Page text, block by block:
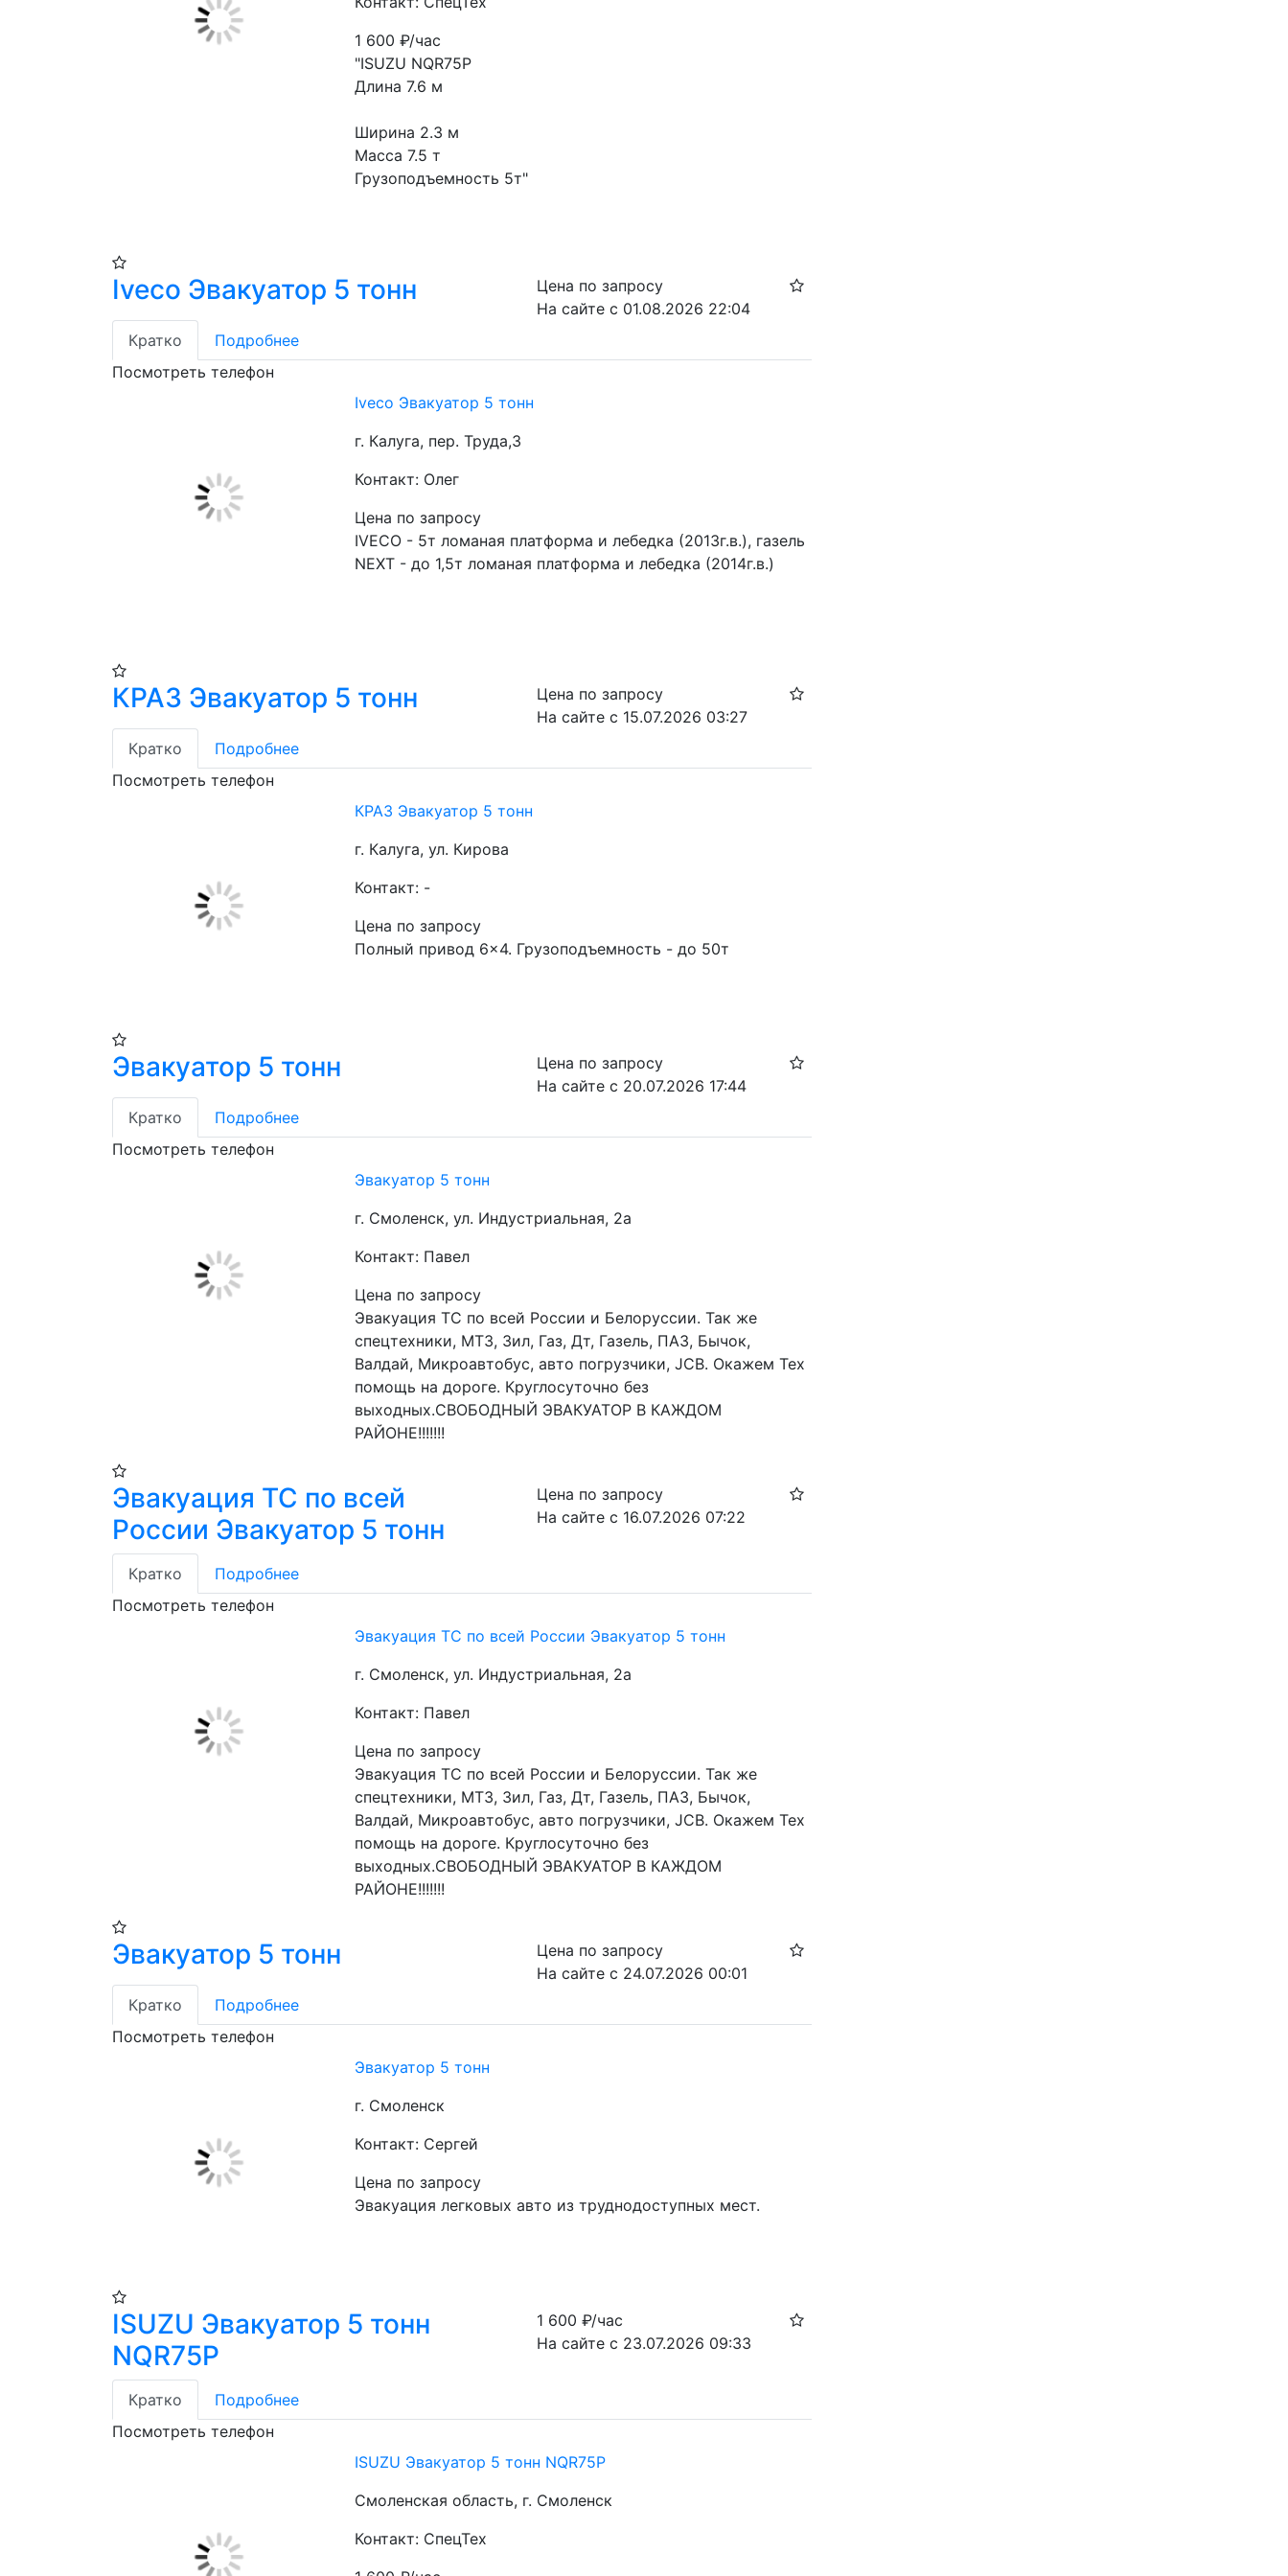
1 600₽/час
"ISUZU NQR75P
Длина 7.6 м
Ширина 2.3 м
Масса 7.5 т
Грузоподъемность 5т"
Iveco Эвакуатор 5 тонн
Цена по запросу
На сайте с 01.08.2026 22:04
Кратко
Подробнее
Посмотреть телефон
Iveco Эвакуатор 5 тонн
г. Калуга, пер. Труда,3
Контакт: Олег
Цена по запросу
IVECO - 5т ломаная платформа и лебедка (2013г.в.), газель
NEXT - до 1,5т ломаная платформа и лебедка (2014г.в.)
КРАЗ Эвакуатор 5 тонн
Цена по запросу
На сайте с 15.07.2026 03:27
Кратко
Подробнее
Посмотреть телефон
КРАЗ Эвакуатор 5 тонн
г. Калуга, ул. Кирова
Контакт: -
Цена по запросу
Полный привод 6×4. Грузоподъемность - до 50т
Эвакуатор 5 тонн
Цена по запросу
На сайте с 20.07.2026 17:44
Кратко
Подробнее
Посмотреть телефон
Эвакуатор 5 тонн
г. Смоленск, ул. Индустриальная, 2а
Контакт: Павел
Цена по запросу
Эвакуация ТС по всей России и Белоруссии. Так же
спецтехники, МТЗ, Зил, Газ, Дт, Газель, ПАЗ, Бычок,
Валдай, Микроавтобус, авто погрузчики, JCB. Окажем Тех
помощь на дороге. Круглосуточно без
выходных.СВОБОДНЫЙ ЭВАКУАТОР В КАЖДОМ
РАЙОНЕ!!!!!!!
Эвакуация ТС по всей
России Эвакуатор 5 тонн
Цена по запросу
На сайте с 16.07.2026 07:22
Кратко
Подробнее
Посмотреть телефон
Эвакуация ТС по всей России Эвакуатор 5 тонн
г. Смоленск, ул. Индустриальная, 2а
Контакт: Павел
Цена по запросу
Эвакуация ТС по всей России и Белоруссии. Так же
спецтехники, МТЗ, Зил, Газ, Дт, Газель, ПАЗ, Бычок,
Валдай, Микроавтобус, авто погрузчики, JCB. Окажем Тех
помощь на дороге. Круглосуточно без
выходных.СВОБОДНЫЙ ЭВАКУАТОР В КАЖДОМ
РАЙОНЕ!!!!!!!
Эвакуатор 5 тонн
Цена по запросу
На сайте с 24.07.2026 00:01
Кратко
Подробнее
Посмотреть телефон
Эвакуатор 5 тонн
г. Смоленск
Контакт: Сергей
Цена по запросу
Эвакуация легковых авто из труднодоступных мест.
ISUZU Эвакуатор 5 тонн
NQR75P
1 600₽/час
На сайте с 23.07.2026 09:33
Кратко
Подробнее
Посмотреть телефон
ISUZU Эвакуатор 5 тонн NQR75P
Смоленская область, г. Смоленск
Контакт: СпецТех